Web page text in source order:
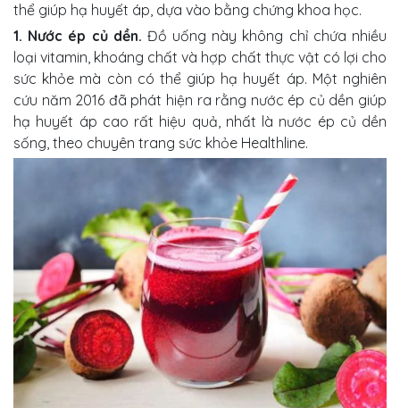
thể giúp hạ huyết áp, dựa vào bằng chứng khoa học.
1. Nước ép củ dền. Đồ uống này không chỉ chứa nhiều
loại vitamin, khoáng chất và hợp chất thực vật có lợi cho
sức khỏe mà còn có thể giúp hạ huyết áp. Một nghiên
cứu năm 2016 đã phát hiện ra rằng nước ép củ dền giúp
hạ huyết áp cao rất hiệu quả, nhất là nước ép củ dền
sống, theo chuyên trang sức khỏe Healthline.